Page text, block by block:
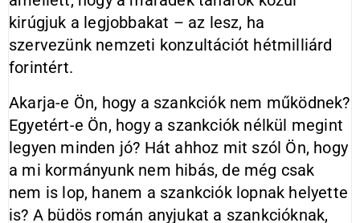
kirúgjuk a legjobbakat – az lesz, ha
szervezünk nemzeti konzultációt hétmilliárd
forintért.
Akarja-e Ön, hogy a szankciók nem működnek?
Egyetért-e Ön, hogy a szankciók nélkül megint
legyen minden jó? Hát ahhoz mit szól Ön, hogy
a mi kormányunk nem hibás, de még csak
nem is lop, hanem a szankciók lopnak helyette
is? A büdös román anyjukat a szankcióknak,